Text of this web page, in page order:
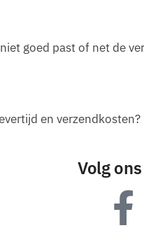
goed past of net de
en verzendkosten?
Volg